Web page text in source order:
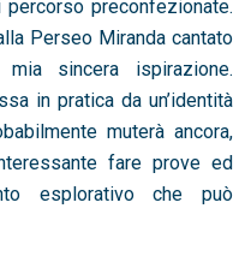
preconfezionate.
Perseo Miranda cantato
sincera ispirazione.
in pratica da un’identità
muterà ancora,
fare prove ed
esplorativo che può